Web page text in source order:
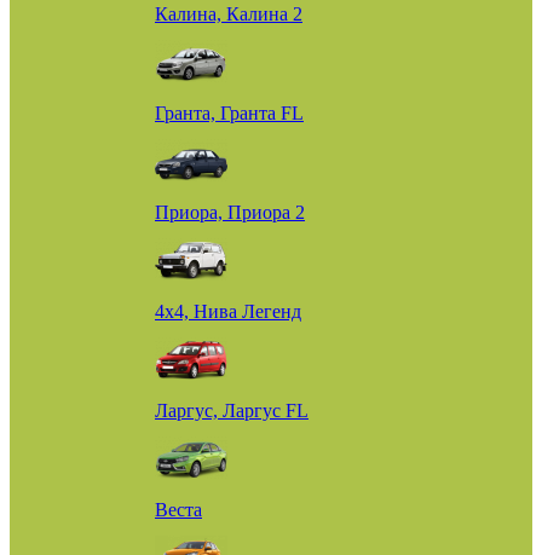
Калина, Калина 2
Гранта, Гранта FL
Приора, Приора 2
4х4, Нива Легенд
Ларгус, Ларгус FL
Веста